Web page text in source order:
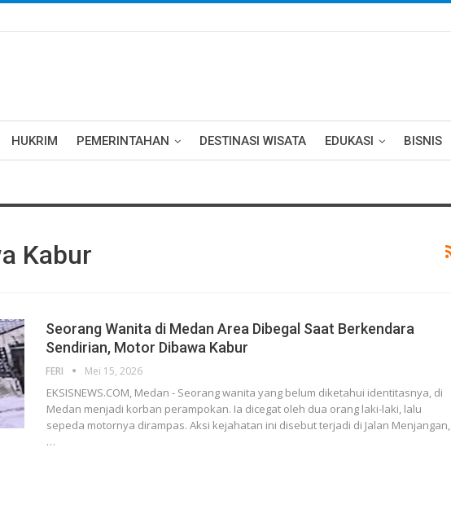
HUKRIM PEMERINTAHAN DESTINASI WISATA EDUKASI BISNIS
Kabur
Seorang Wanita di Medan Area Dibegal Saat Berkendara
Sendirian, Motor Dibawa Kabur
FERI Mei 15, 2026
EKSISNEWS.COM, Medan - Seorang wanita yang belum diketahui identitasnya, di
Medan menjadi korban perampokan. Ia dicegat oleh dua orang laki-laki, lalu
sepeda motornya dirampas. Aksi kejahatan ini disebut terjadi di Jalan Menjangan,
…